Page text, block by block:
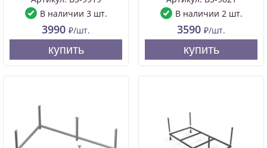
В наличии 3 шт.
3990 ₽/шт.
купить
В наличии 2 шт.
3590 ₽/шт.
купить